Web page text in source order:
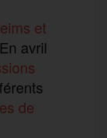
et
avril
de